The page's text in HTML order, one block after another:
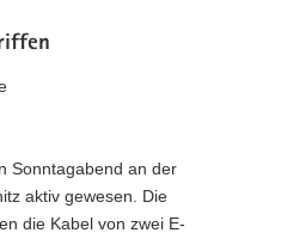
Sonntagabend an der
aktiv gewesen. Die
die Kabel von zwei E-